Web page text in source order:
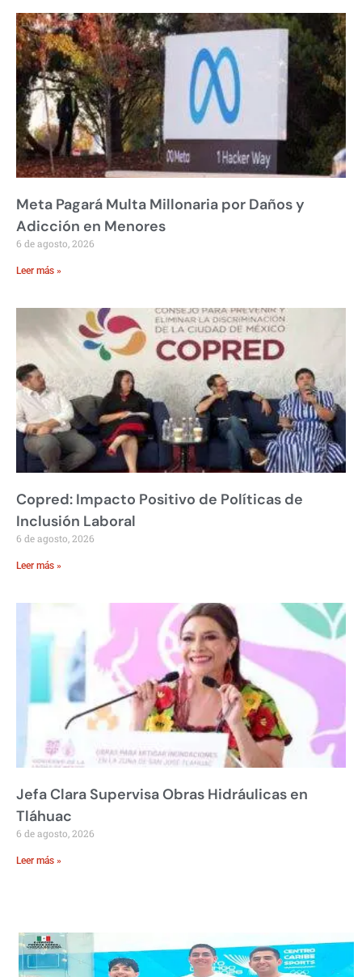
Meta Pagará Multa Millonaria por Daños y
Adicción en Menores
6 de agosto, 2026
Leer más »
Copred: Impacto Positivo de Políticas de
Inclusión Laboral
6 de agosto, 2026
Leer más »
Jefa Clara Supervisa Obras Hidráulicas en
Tláhuac
6 de agosto, 2026
Leer más »